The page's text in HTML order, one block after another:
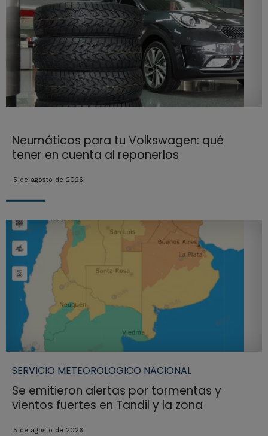
Neumáticos para tu Volkswagen: qué
tener en cuenta al reponerlos
5 de agosto de 2026
SERVICIO METEOROLOGICO NACIONAL
Se emitieron alertas por tormentas y
vientos fuertes en Tandil y la zona
5 de agosto de 2026